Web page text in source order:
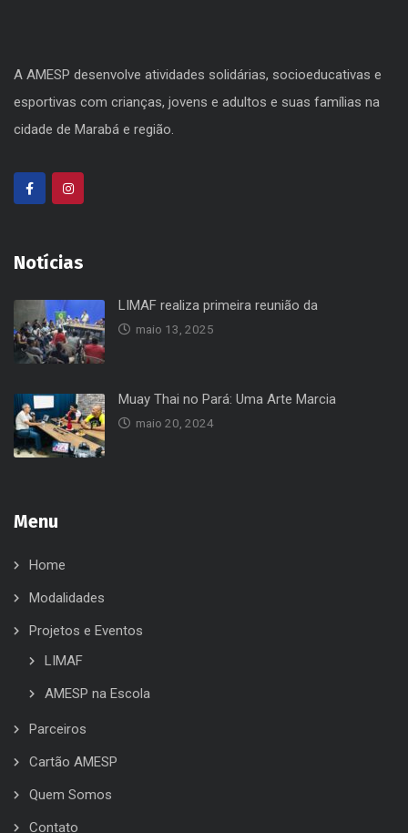
A AMESP desenvolve atividades solidárias, socioeducativas e
esportivas com crianças, jovens e adultos e suas famílias na
cidade de Marabá e região.
Notícias
LIMAF realiza primeira reunião da
maio 13, 2025
Muay Thai no Pará: Uma Arte Marcia
maio 20, 2024
Menu
Home
Modalidades
Projetos e Eventos
LIMAF
AMESP na Escola
Parceiros
Cartão AMESP
Quem Somos
Contato